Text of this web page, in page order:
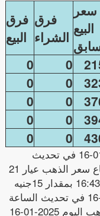
سعر
البيع
فرق
الشراء
فرق
البيع
0
0
0
0
0
0
0
0
0
0
ارتفاع سعر الذهب عيار 18 اليوم 2025-01-16 في تحديث
الساعة 2025-01-16 بمقدار 14جنيه ارتفاع سعر الذهب عيار 21
الآن 2025-01-16 في تحديث الساعة 16:43:10 بمقدار 15جنيه
زيادة سعر الذهب عيار 24 الآن 2025-01-16 في تحديث الساعة
16:43:06 بمقدار 18جنيه ارتفاع سعر الذهب اليوم 2025-01-16